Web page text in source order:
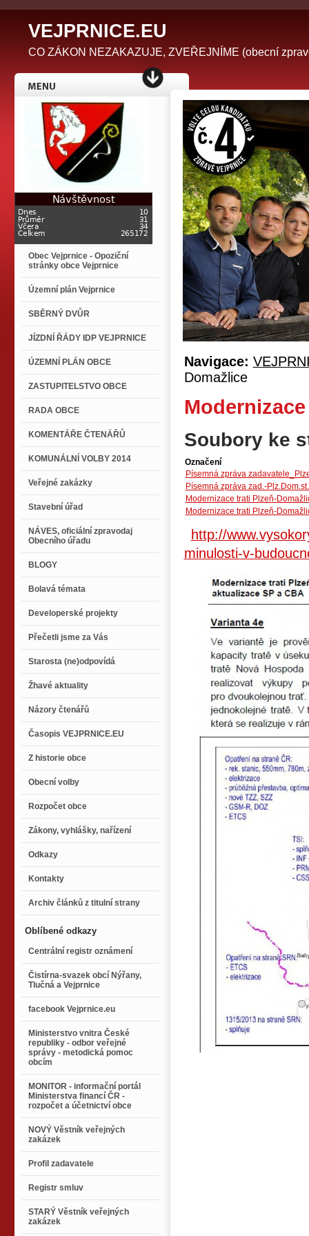
VEJPRNICE.EU
CO ZÁKON NEZAKAZUJE, ZVEŘEJNÍME (obecní
Obec Vejprnice - Opoziční
stránky obce Vejprnice
Územní plán Vejprnice
SBĚRNÝ DVŮR
JÍZDNÍ ŘÁDY IDP VEJPRNICE
ÚZEMNÍ PLÁN OBCE
ZASTUPITELSTVO OBCE
RADA OBCE
KOMENTÁŘE ČTENÁŘŮ
KOMUNÁLNÍ VOLBY 2014
Veřejné zakázky
Stavební úřad
NÁVES, oficiální zpravodaj
Obecního úřadu
BLOGY
Bolavá témata
Developerské projekty
Přečetli jsme za Vás
Starosta (ne)odpovídá
Žhavé aktuality
Názory čtenářů
Časopis VEJPRNICE.EU
Z historie obce
Obecní volby
Rozpočet obce
Zákony, vyhlášky, nařízení
Odkazy
Kontakty
Archiv článků z titulní strany
Oblíbené odkazy
Centrální registr oznámení
Čistírna-svazek obcí Nýřany,
Tlučná a Vejprnice
facebook Vejprnice.eu
Ministerstvo vnitra České
republiky - odbor veřejné
správy - metodická pomoc
obcím
MONITOR - informační portál
Ministerstva financí ČR -
rozpočet a účetnictví obce
NOVÝ Věstník veřejných
zakázek
Profil zadavatele
Registr smluv
STARÝ Věstník veřejných
zakázek
Navigace:
Domažlice
Soubory ke
Označení
Písemná zpráva
Písemná zpráva zad.-
Modernizace trati Plzeň-
Modernizace trati Plzeň-
http://
minulosti-v-